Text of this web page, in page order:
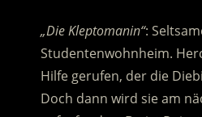
„Die Kleptomanin“:
Studentenwohnheim.
Hilfe gerufen, der die
Doch dann wird sie am